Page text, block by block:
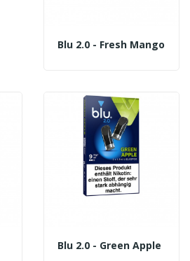
Blu 2.0 - Fresh Mango
Blu 2.0 - Green Apple